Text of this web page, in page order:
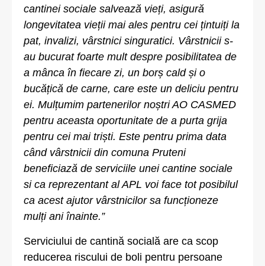
cantinei sociale salvează vieți, asigură
longevitatea vieții mai ales pentru cei țintuiți la
pat, invalizi, vârstnici singuratici. Vârstnicii s-
au bucurat foarte mult despre posibilitatea de
a mânca în fiecare zi, un borș cald și o
bucățică de carne, care este un deliciu pentru
ei. Mulțumim partenerilor noștri AO CASMED
pentru aceasta oportunitate de a purta grija
pentru cei mai triști. Este pentru prima data
când vârstnicii din comuna Pruteni
beneficiază de serviciile unei cantine sociale
si ca reprezentant al APL voi face tot posibilul
ca acest ajutor vârstnicilor sa funcționeze
mulți ani înainte.”
Serviciului de cantină socială are ca scop
reducerea riscului de boli pentru persoane